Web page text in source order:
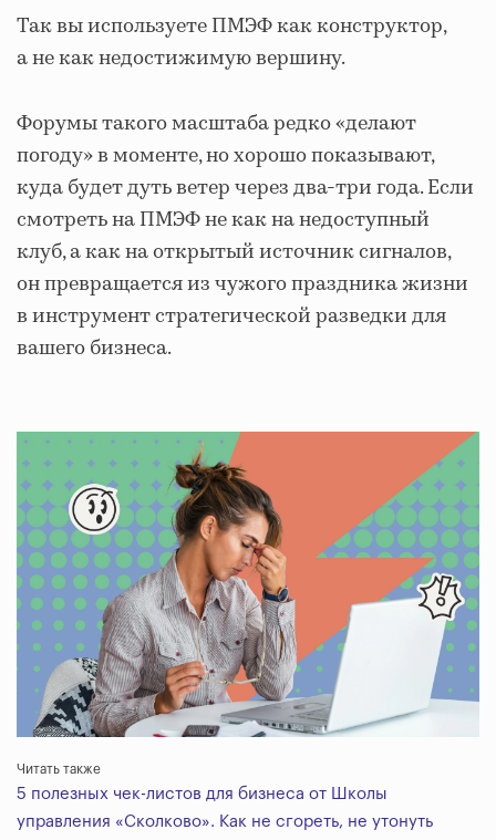
Так вы используете ПМЭФ как конструктор,
а не как недостижимую вершину.
Форумы такого масштаба редко «делают
погоду» в моменте, но хорошо показывают,
куда будет дуть ветер через два-три года. Если
смотреть на ПМЭФ не как на недоступный
клуб, а как на открытый источник сигналов,
он превращается из чужого праздника жизни
в инструмент стратегической разведки для
вашего бизнеса.
Читать также
5 полезных чек-листов для бизнеса от Школы
управления «Сколково». Как не сгореть, не утонуть